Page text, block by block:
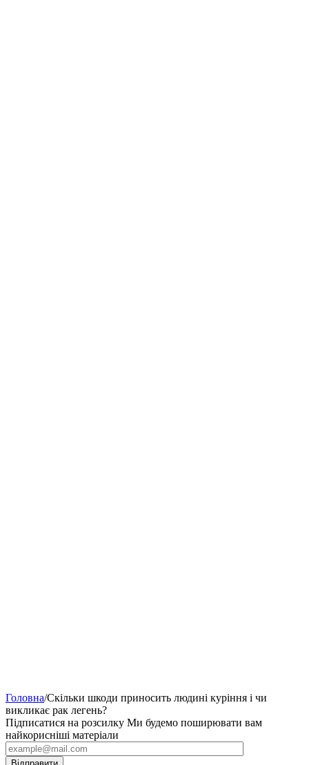
Головна/Скільки шкоди приносить людині куріння і чи
викликає рак легень?
Підписатися на розсилку Ми будемо поширювати вам
найкорисніші матеріали